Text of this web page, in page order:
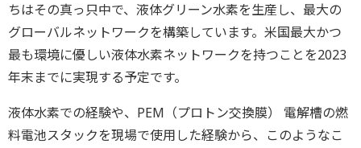
ちはその真っ只中で、液体グリーン水素を生産し、最大の
グローバルネットワークを構築しています。米国最大かつ
最も環境に優しい液体水素ネットワークを持つことを2023
年末までに実現する予定です。
液体水素での経験や、PEM（プロトン交換膜） 電解槽の燃
料電池スタックを現場で使用した経験から、このようなこ